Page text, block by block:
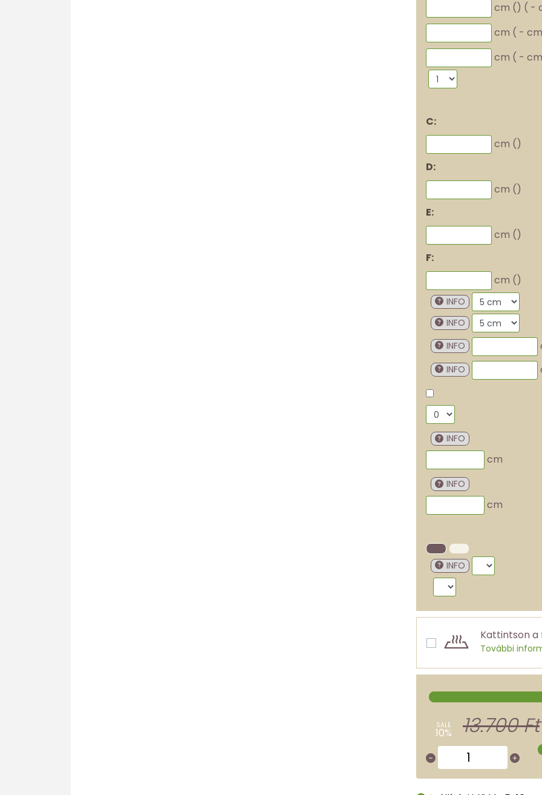
cm () ( -
cm ( -
cm ( -
C:
cm ()
D:
cm ()
E:
cm ()
F:
cm ()
INFO
INFO
INFO
INFO
INFO
cm
INFO
cm
INFO
Kattintson
További
SALE
10% 13.700 Ft